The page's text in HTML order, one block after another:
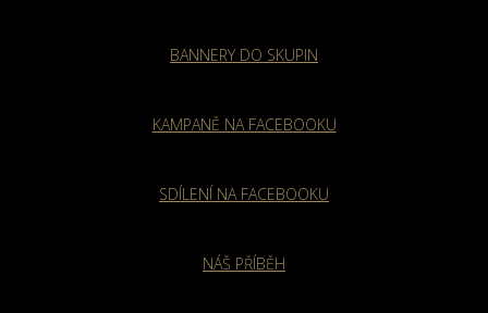
BANNERY DO SKUPIN
KAMPANĚ NA FACEBOOKU
SDÍLENÍ NA FACEBOOKU
NÁŠ PŘÍBĚH